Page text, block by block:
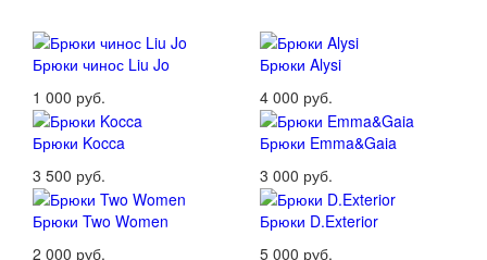
Брюки чинос Liu Jo
1 000 руб.
Брюки Alysi
4 000 руб.
Брюки Kocca
3 500 руб.
Брюки Emma&Gaia
3 000 руб.
Брюки Two Women
2 000 руб.
Брюки D.Exterior
5 000 руб.